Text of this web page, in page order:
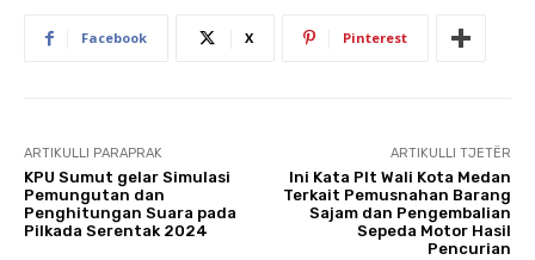
Facebook X Pinterest
ARTIKULLI PARAPRAK
KPU Sumut gelar Simulasi
Pemungutan dan
Penghitungan Suara pada
Pilkada Serentak 2024
ARTIKULLI TJETËR
Ini Kata Plt Wali Kota Medan
Terkait Pemusnahan Barang
Sajam dan Pengembalian
Sepeda Motor Hasil
Pencurian